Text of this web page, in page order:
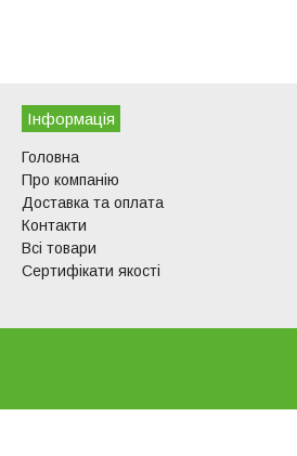
Інформація
Головна
Про компанію
Доставка та оплата
Контакти
Всі товари
Сертифікати якості